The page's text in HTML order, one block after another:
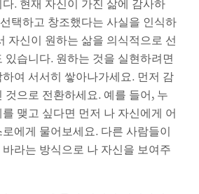
. 현재 자신이 가진 삶에 감사하
택하고 창조했다는 사실을 인식하
자신이 원하는 삶을 의식적으로 선
있습니다. 원하는 것을 실현하려면
여 서서히 쌓아나가세요. 먼저 감
것으로 전환하세요. 예를 들어, 누
맺고 싶다면 먼저 나 자신에게 어
에게 물어보세요. 다른 사람들이
라는 방식으로 나 자신을 보여주